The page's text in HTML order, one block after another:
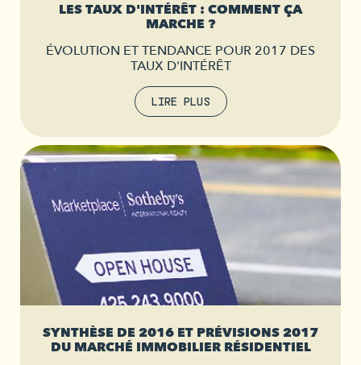
LES TAUX D'INTÉRÊT : COMMENT ÇA
MARCHE ?
ÉVOLUTION ET TENDANCE POUR 2017 DES
TAUX D'INTÉRÊT
LIRE PLUS
SYNTHÈSE DE 2016 ET PRÉVISIONS 2017
DU MARCHÉ IMMOBILIER RÉSIDENTIEL